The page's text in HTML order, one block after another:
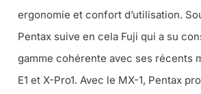
ergonomie et confort d’utilisation.
Pentax suive en cela Fuji qui a su
gamme cohérente avec ses récents
E1 et X-Pro1. Avec le MX-1, Pentax